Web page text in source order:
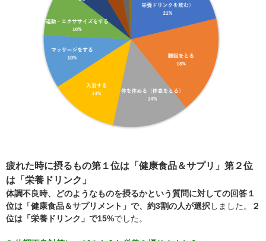
疲れた時に摂るもの第１位は「健康食品＆サプリ」第２位
は「栄養ドリンク」
体調不良時、どのようなものを摂るかという質問に対しての回答１
位は「健康食品＆サプリメント」で、約3割の人が選択 しました。
２
位は「栄養ドリンク」で15%でした。